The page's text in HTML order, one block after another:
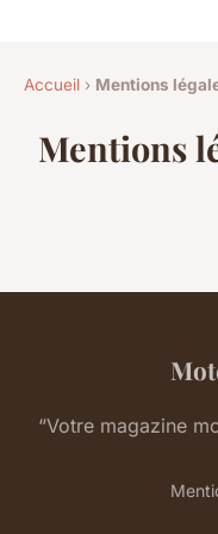
Accueil › Mentions
Mentions
“Votre magazine